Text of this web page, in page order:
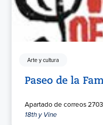
Arte y cultura
Paseo de la
Apartado de correos
18th y Vine